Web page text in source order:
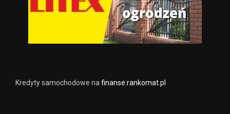
Kredyty samochodowe nafinanse.rankomat.pl